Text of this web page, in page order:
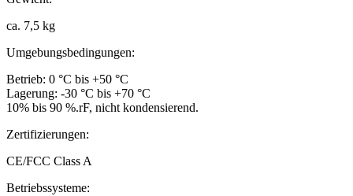
ca. 7,5 kg
Umgebungsbedingungen:
Betrieb: 0 °C bis +50 °C
Lagerung: -30 °C bis +70 °C
10% bis 90 %.rF, nicht kondensierend.
Zertifizierungen:
CE/FCC Class A
Betriebssysteme: